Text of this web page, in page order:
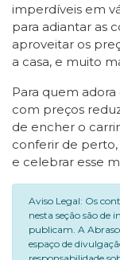
imperdíveis em
para adiantar as
aproveitar os
a casa, e muito
Para quem
com preços
de encher o
conferir de
e celebrar esse
Aviso Legal: Os
nesta seção são de
publicam. A
espaço de